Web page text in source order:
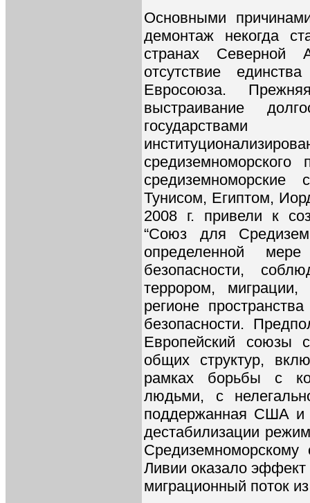
Основными
демонтаж некогда
странах
отсутствие
Евросоюза.
выстраивание
государствами
Тунисом, Египтом,
2008 г. привели к
“Союз для
определенной
безопасности,
террором,
регионе
безопасности.
Европейский союзы
общих структур,
рамках борьбы с
людьми, с
поддержанная США и
дестабилизации
Ливии оказало
миграционный поток